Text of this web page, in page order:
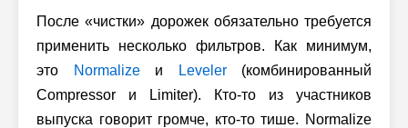
После «чистки» дорожек обязательно требуется
применить несколько фильтров. Как минимум,
это
Normalizeи Leveler(комбинированный
Compressor и Limiter). Кто-то из участников
выпуска говорит громче, кто-то тише. Normalize